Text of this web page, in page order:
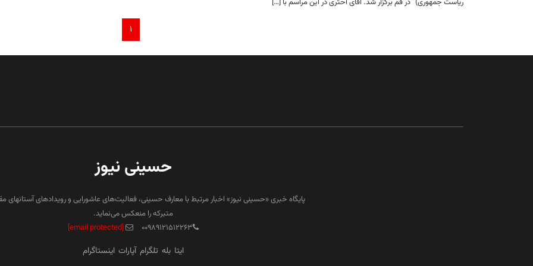
ریاست جمهوری)” در قم برگزار شد. آقای اختری در این مراسم با […]
۱
حسینی نیوز
پایگاه خبری «حسینی نیوز» اخبار مرتبط با معارف حسینی، فعالیت‌های عاشورایی و رویدادهای
متبرکه را منعکس می‌نماید.
۰۰۹۸۹۱۲۱۵۱۲۲۶۳
[email protected]
ایتا بله تلگرام آپارات اینستاگرام